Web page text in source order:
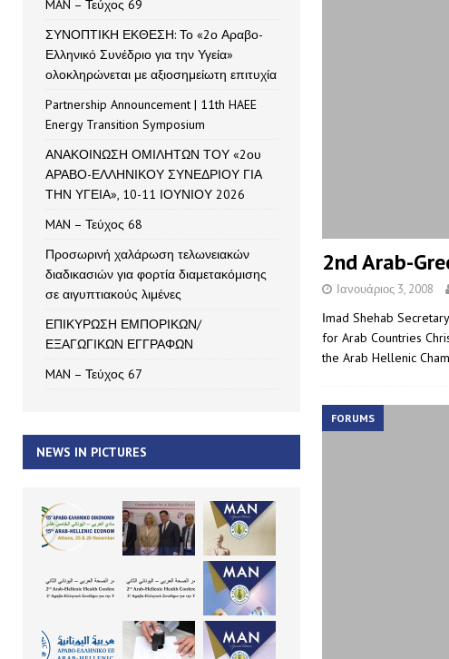
2nd Arab-
Ιανουάριος 3, 2008
Ιmad Shehab
for Arab Countries
the Arab Hellenic
FORUMS
MAN – Τεύχος 69
ΣΥΝΟΠΤΙΚΗ ΕΚΘΕΣΗ: Το «2ο Αραβο-
Ελληνικό Συνέδριο για την Υγεία»
ολοκληρώνεται με αξιοσημείωτη επιτυχία
Partnership Announcement | 11th HAEE
Energy Transition Symposium
ΑΝΑΚΟΙΝΩΣΗ ΟΜΙΛΗΤΩΝ ΤΟΥ «2ου
ΑΡΑΒΟ-ΕΛΛΗΝΙΚΟΥ ΣΥΝΕΔΡΙΟΥ ΓΙΑ
ΤΗΝ ΥΓΕΙΑ», 10-11 ΙΟΥΝΙΟΥ 2026
MAN – Τεύχος 68
Προσωρινή χαλάρωση τελωνειακών
διαδικασιών για φορτία διαμετακόμισης
σε αιγυπτιακούς λιμένες
ΕΠΙΚΥΡΩΣΗ ΕΜΠΟΡΙΚΩΝ/
ΕΞΑΓΩΓΙΚΩΝ ΕΓΓΡΑΦΩΝ
MAN – Τεύχος 67
NEWS IN PICTURES